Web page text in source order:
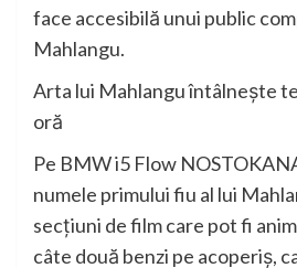
face accesibilă unui public
Mahlangu.
Arta lui Mahlangu întâlneşte
oră
Pe BMW i5 Flow
numele primului fiu al lui
secţiuni de film care pot fi
câte două benzi pe acoperiş,